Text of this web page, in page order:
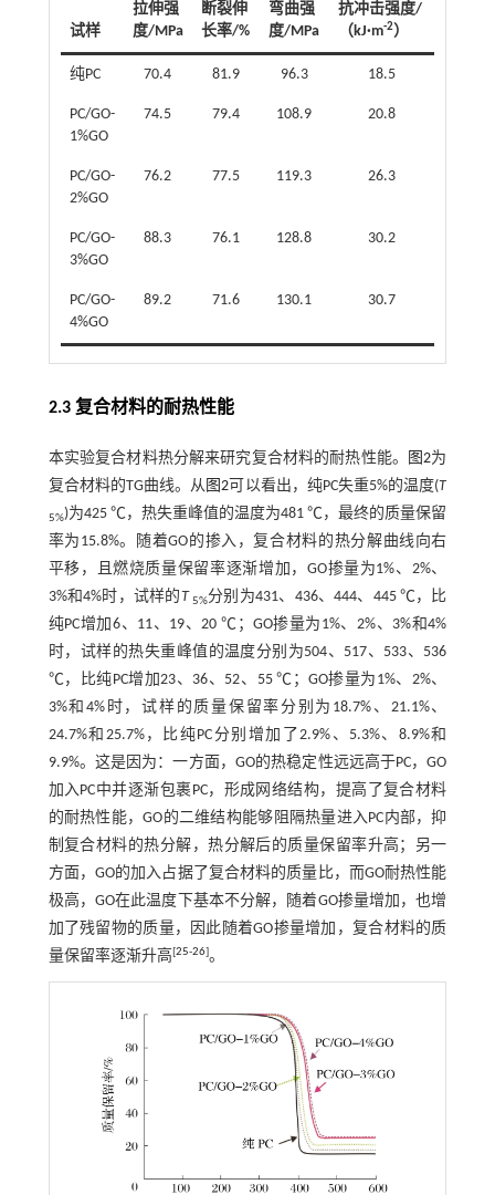
试样
弯曲强
度/MPa
抗冲击强度/
（kJ·m-2）
拉伸强
度/MPa
断裂伸
长率/%
纯PC 70.4 81.9 96.3 18.5
PC/GO-
1%GO
74.5 79.4 108.9 20.8
PC/GO-
2%GO
76.2 77.5 119.3 26.3
PC/GO-
3%GO
88.3 76.1 128.8 30.2
PC/GO-
4%GO
89.2 71.6 130.1 30.7
2.3 复合材料的耐热性能
本实验复合材料热分解来研究复合材料的耐热性能。 图2为
复合材料的TG曲线。从图2可以看出，纯PC失重5%的温度(T
5%)为425 ℃，热失重峰值的温度为481 ℃，最终的质量保留
率为15.8%。随着GO的掺入，复合材料的热分解曲线向右
平移，且燃烧质量保留率逐渐增加，GO掺量为1%、2%、
3%和4%时，试样的T 5%分别为431、436、444、445 ℃，比
纯PC增加6、11、19、20 ℃；GO掺量为1%、2%、3%和4%
时，试样的热失重峰值的温度分别为504、517、533、536
℃，比纯PC增加23、36、52、55 ℃；GO掺量为1%、2%、
3%和4%时，试样的质量保留率分别为18.7%、21.1%、
24.7%和25.7%，比纯PC分别增加了2.9%、5.3%、8.9%和
9.9%。这是因为：一方面，GO的热稳定性远远高于PC，GO
加入PC中并逐渐包裹PC，形成网络结构，提高了复合材料
的耐热性能，GO的二维结构能够阻隔热量进入PC内部，抑
制复合材料的热分解，热分解后的质量保留率升高；另一
方面，GO的加入占据了复合材料的质量比，而GO耐热性能
极高，GO在此温度下基本不分解，随着GO掺量增加，也增
加了残留物的质量，因此随着GO掺量增加，复合材料的质
量保留率逐渐升高[25-26]。